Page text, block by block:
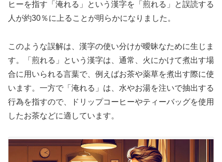
ヒーを指す「淹れる」という漢字を「煎れる」と誤読する
人が約30％に上ることが明らかになりました。
このような誤解は、漢字の使い分けが曖昧なために生じま
す。「煎れる」という漢字は、通常、火にかけて煮出す場
合に用いられる言葉で、例えばお茶や薬草を煮出す際に使
います。一方で「淹れる」は、水やお湯を注いで抽出する
行為を指すので、ドリップコーヒーやティーバッグを使用
したお茶などに適しています。